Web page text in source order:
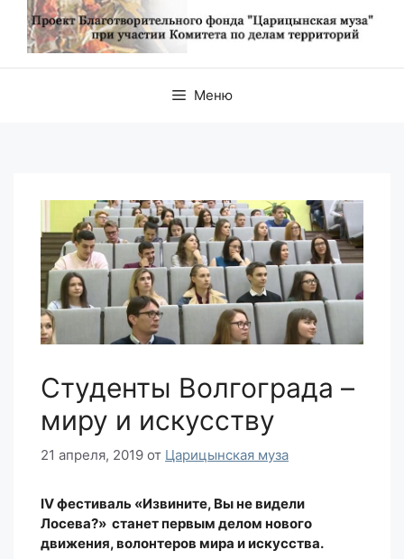
Меню
Студенты Волгограда –
миру и искусству
21 апреля, 2019 от Царицынская муза
IVфестиваль «Извините, Вы не видели
Лосева?» станет первым делом нового
движения, волонтеров мира и искусства.